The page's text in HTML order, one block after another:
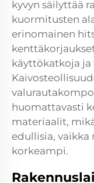
kyvyn säilyttää
kuormitusten
erinomainen
käyttökatkoja
huomattavasti
materiaalit,
edullisia, vaikka
korkeampi.